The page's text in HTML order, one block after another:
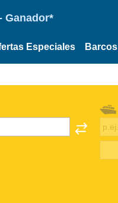
Ganador*
Especiales Barcos